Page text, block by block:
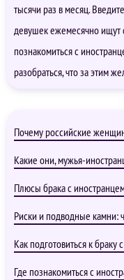
тысячи раз в месяц.
девушек ежемесячно ищут
познакомиться с
разобраться, что за этим
Почему российские
Какие они, мужья-
Плюсы брака с
Риски и подводные камни:
Как подготовиться к браку
Где познакомиться с